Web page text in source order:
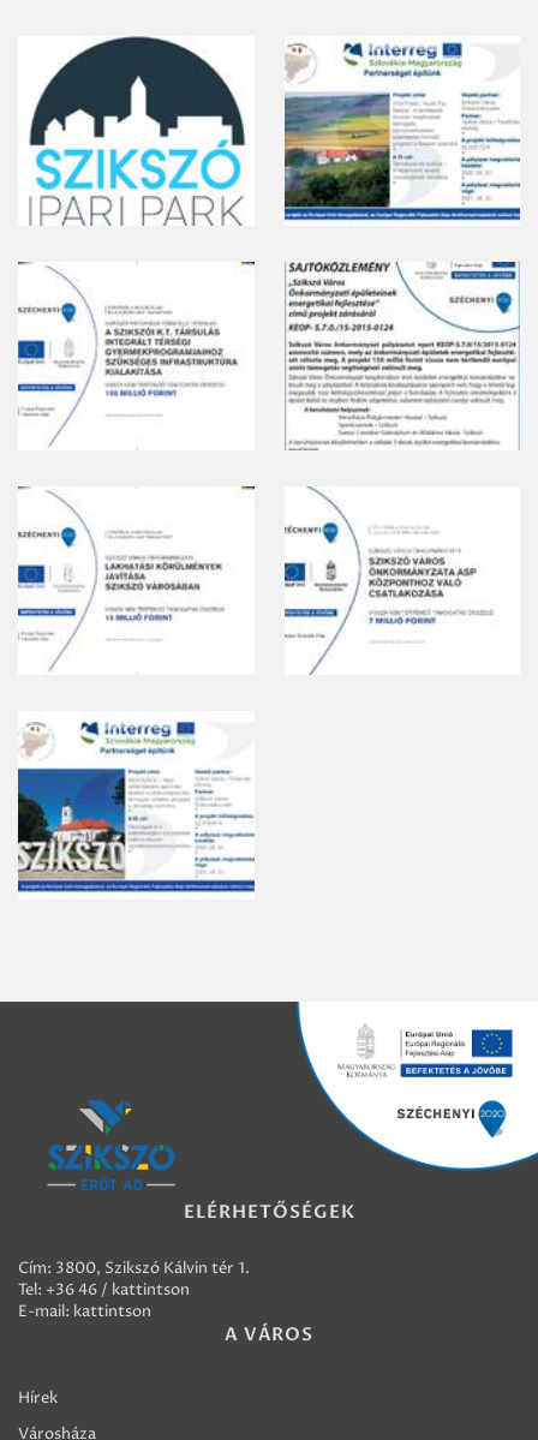
ELÉRHETŐSÉGEK
Cím: 3800, Szikszó Kálvin tér 1.
Tel: +36 46 / kattintson
E-mail: kattintson
A VÁROS
Hírek
Városháza